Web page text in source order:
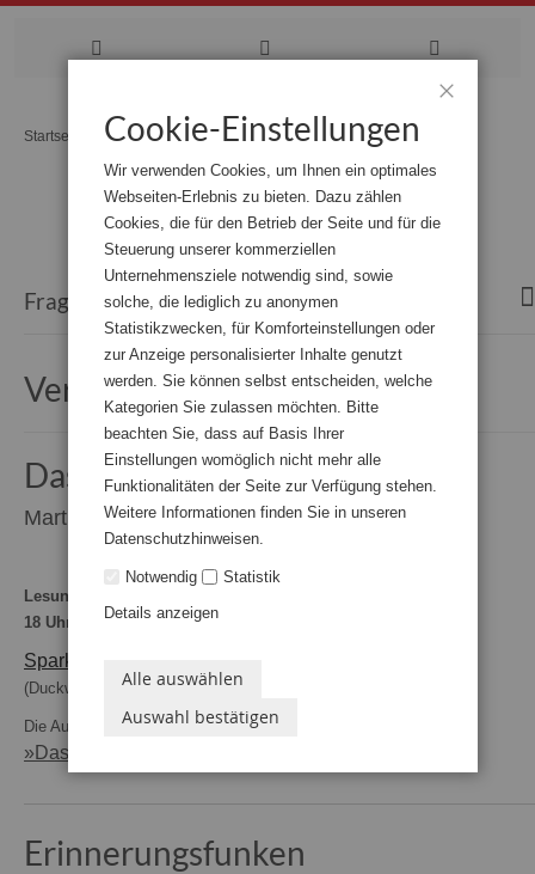
Startseite Veranstaltungen
Veranstaltungen
Das zweite Medaillon
Martha Bull
Lesung: 07.09.2026
18 Uhr
Sparkasse Lesum
(Duckwitzstraße 55, 28199 Bremen)
Die Autorin liest aus ihrem Krimi
»Das zweite Medaillon«
Erinnerungsfunken
Fragen?
Cookie-Einstellungen
Wir verwenden Cookies, um Ihnen ein optimales
Webseiten-Erlebnis zu bieten. Dazu zählen
Cookies, die für den Betrieb der Seite und für die
Steuerung unserer kommerziellen
Unternehmensziele notwendig sind, sowie
solche, die lediglich zu anonymen
Statistikzwecken, für Komforteinstellungen oder
zur Anzeige personalisierter Inhalte genutzt
werden. Sie können selbst entscheiden, welche
Kategorien Sie zulassen möchten. Bitte
beachten Sie, dass auf Basis Ihrer
Einstellungen womöglich nicht mehr alle
Funktionalitäten der Seite zur Verfügung stehen.
Weitere Informationen finden Sie in unseren
Datenschutzhinweisen.
Notwendig
Statistik
Details anzeigen
Alle auswählen
Auswahl bestätigen